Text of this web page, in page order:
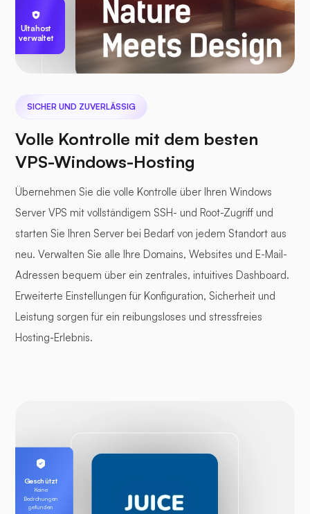
Ultahost
verwaltet
SICHER UND ZUVERLÄSSIG
Volle Kontrolle mit dem besten
VPS-Windows-Hosting
Übernehmen Sie die volle Kontrolle über Ihren Windows
Server VPS mit vollständigem SSH- und Root-Zugriff und
starten Sie Ihren Server bei Bedarf von jedem Standort aus
neu. Verwalten Sie alle Ihre Domains, Websites und E-Mail-
Adressen bequem über ein zentrales, intuitives Dashboard.
Erweiterte Einstellungen für Konfiguration, Sicherheit und
Leistung sorgen für ein reibungsloses und stressfreies
Hosting-Erlebnis.
Geschützt
Keine
Bedrohungen
gefunden